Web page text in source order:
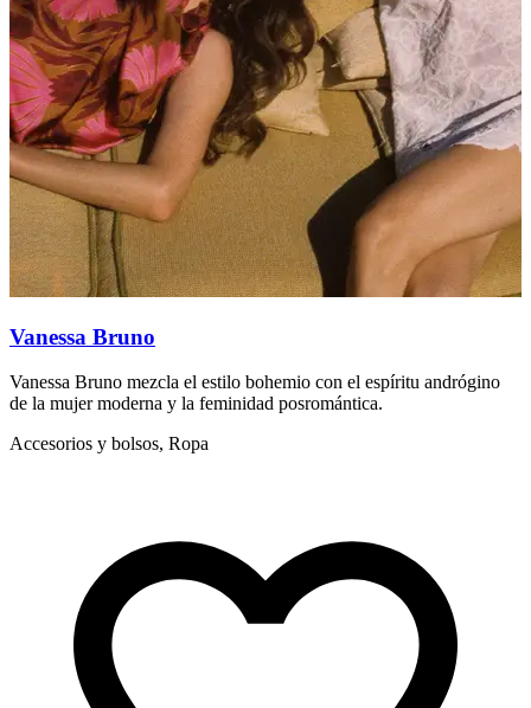
Vanessa Bruno
Vanessa Bruno mezcla el estilo bohemio con el espíritu andrógino
de la mujer moderna y la feminidad posromántica.
Accesorios y bolsos, Ropa